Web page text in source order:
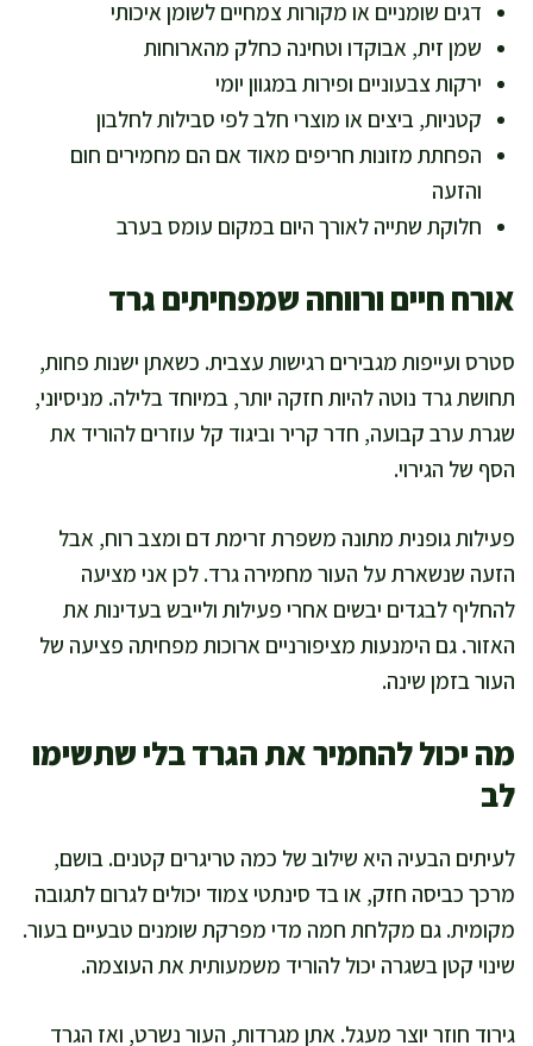
דגים שומניים או מקורות צמחיים לשומן איכותי
שמן זית, אבוקדו וטחינה כחלק מהארוחות
ירקות צבעוניים ופירות במגוון יומי
קטניות, ביצים או מוצרי חלב לפי סבילות לחלבון
הפחתת מזונות חריפים מאוד אם הם מחמירים חום
והזעה
חלוקת שתייה לאורך היום במקום עומס בערב
אורח חיים ורווחה שמפחיתים גרד
סטרס ועייפות מגבירים רגישות עצבית. כשאתן ישנות פחות,
תחושת גרד נוטה להיות חזקה יותר, במיוחד בלילה. מניסיוני,
שגרת ערב קבועה, חדר קריר וביגוד קל עוזרים להוריד את
הסף של הגירוי.
פעילות גופנית מתונה משפרת זרימת דם ומצב רוח, אבל
הזעה שנשארת על העור מחמירה גרד. לכן אני מציעה
להחליף לבגדים יבשים אחרי פעילות ולייבש בעדינות את
האזור. גם הימנעות מציפורניים ארוכות מפחיתה פציעה של
העור בזמן שינה.
מה יכול להחמיר את הגרד בלי שתשימו
לב
לעיתים הבעיה היא שילוב של כמה טריגרים קטנים. בושם,
מרכך כביסה חזק, או בד סינתטי צמוד יכולים לגרום לתגובה
מקומית. גם מקלחת חמה מדי מפרקת שומנים טבעיים בעור.
שינוי קטן בשגרה יכול להוריד משמעותית את העוצמה.
גירוד חוזר יוצר מעגל. אתן מגרדות, העור נשרט, ואז הגרד